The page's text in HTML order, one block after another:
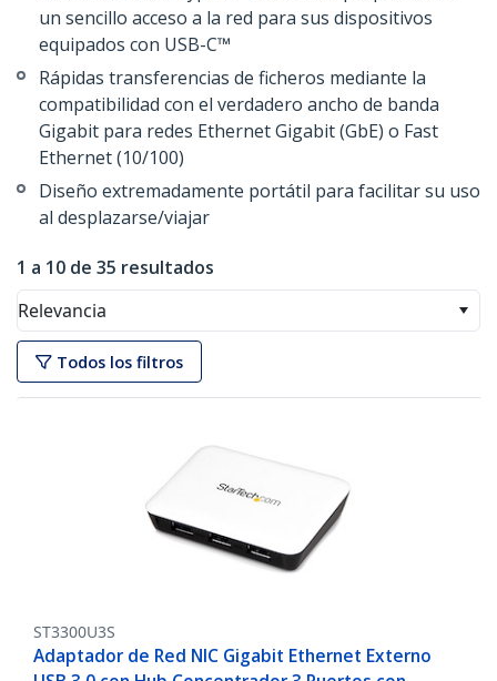
un sencillo acceso a la red para sus dispositivos
equipados con USB-C™
Rápidas transferencias de ficheros mediante la
compatibilidad con el verdadero ancho de banda
Gigabit para redes Ethernet Gigabit (GbE) o Fast
Ethernet (10/100)
Diseño extremadamente portátil para facilitar su uso
al desplazarse/viajar
1 a 10 de 35 resultados
Relevancia
Todos los filtros
ST3300U3S
Adaptador de Red NIC Gigabit Ethernet Externo